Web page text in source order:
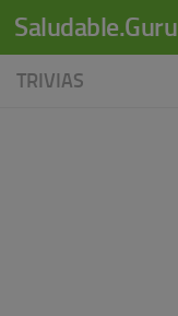
Skip to content
Saludable.Guru
TRIVIAS